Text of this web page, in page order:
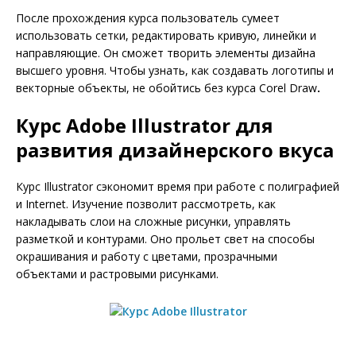
После прохождения курса пользователь сумеет
использовать сетки, редактировать кривую, линейки и
направляющие. Он сможет творить элементы дизайна
высшего уровня. Чтобы узнать, как создавать логотипы и
векторные объекты, не обойтись без курса Corel Draw.
КурсAdobe Illustrator для
развития дизайнерского вкуса
Курс Illustrator сэкономит время при работе с полиграфией
и Internet. Изучение позволит рассмотреть, как
накладывать слои на сложные рисунки, управлять
разметкой и контурами. Оно прольет свет на способы
окрашивания и работу с цветами, прозрачными
объектами и растровыми рисунками.